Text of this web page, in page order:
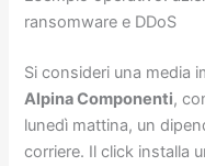
ransomware e DDoS
Si consideri una media
Alpina Componenti,
lunedì mattina, un
corriere. Il click installa